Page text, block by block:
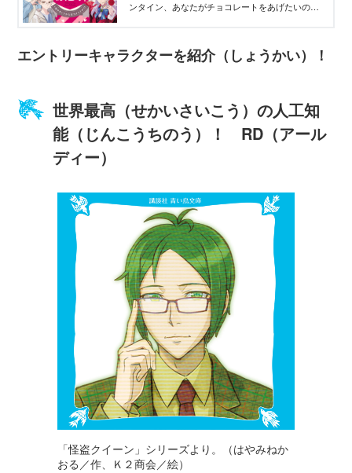
ンタイン、あなたがチョコレートをあげたいのは
エントリーキャラクターを紹介（しょうかい）！
世界最高（せかいさいこう）の人工知
能（じんこうちのう）！ RD（アール
ディー）
「怪盗クイーン」シリーズより。（はやみねか
おる／作、Ｋ２商会／絵）